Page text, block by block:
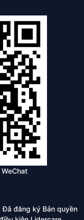
đăng ký Bản quyền